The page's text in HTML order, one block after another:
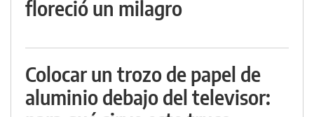
floreció un milagro
Colocar un trozo de papel de
aluminio debajo del televisor: